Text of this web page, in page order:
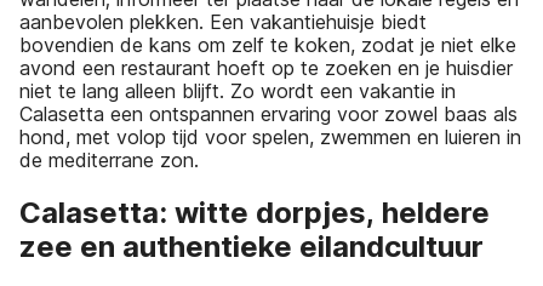
aanbevolen plekken. Een vakantiehuisje biedt
bovendien de kans om zelf te koken, zodat je niet elke
avond een restaurant hoeft op te zoeken en je huisdier
niet te lang alleen blijft. Zo wordt een vakantie in
Calasetta een ontspannen ervaring voor zowel baas als
hond, met volop tijd voor spelen, zwemmen en luieren in
de mediterrane zon.
Calasetta: witte dorpjes, heldere
zee en authentieke eilandcultuur